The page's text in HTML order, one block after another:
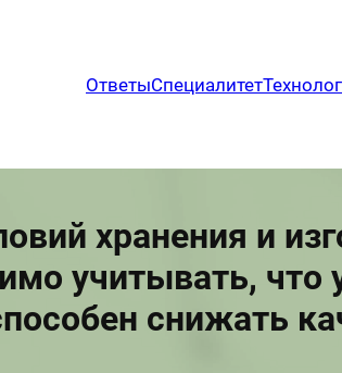
ОтветыСпециалитет
хранения и
учитывать, что
снижать